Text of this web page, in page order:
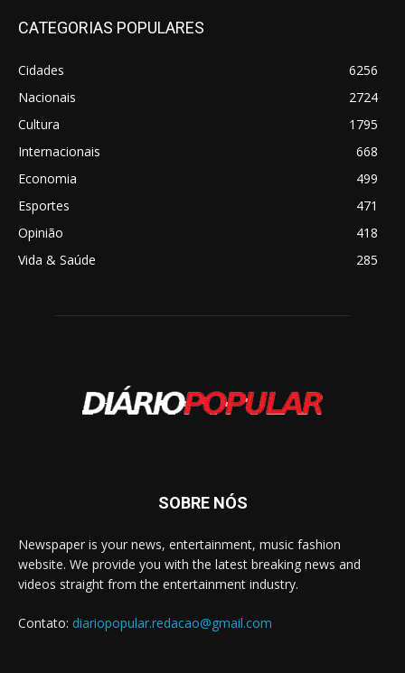
CATEGORIAS POPULARES
Cidades
6256
Nacionais
2724
Cultura
1795
Internacionais
668
Economia
499
Esportes
471
Opinião
418
Vida & Saúde
285
SOBRE NÓS
Newspaper is your news, entertainment, music fashion
website. We provide you with the latest breaking news and
videos straight from the entertainment industry.
Contato: diariopopular.redacao@gmail.com